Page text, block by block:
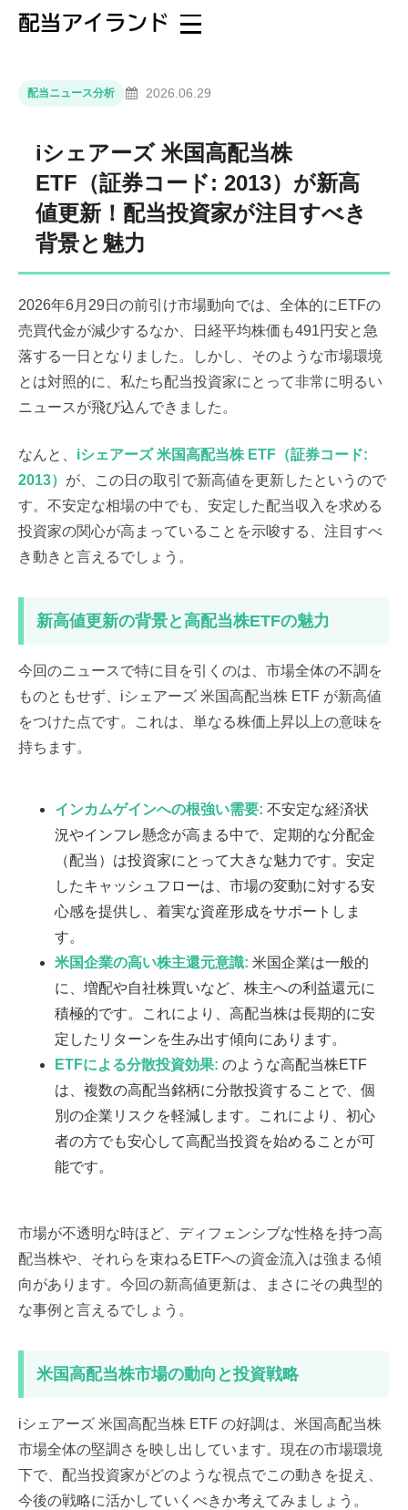
配当ニュース分析 2026.06.29
iシェアーズ 米国高配当株
ETF（証券コード: 2013）が新高
値更新！配当投資家が注目すべき
背景と魅力
2026年6月29日の前引け市場動向では、全体的にETFの
売買代金が減少するなか、日経平均株価も491円安と急
落する一日となりました。しかし、そのような市場環境
とは対照的に、私たち配当投資家にとって非常に明るい
ニュースが飛び込んできました。
なんと、 iシェアーズ 米国高配当株 ETF（証券コード:
2013） が、この日の取引で新高値を更新したというので
す。不安定な相場の中でも、安定した配当収入を求める
投資家の関心が高まっていることを示唆する、注目すべ
き動きと言えるでしょう。
新高値更新の背景と高配当株ETFの魅力
今回のニュースで特に目を引くのは、市場全体の不調を
ものともせず、iシェアーズ 米国高配当株 ETF が新高値
をつけた点です。これは、単なる株価上昇以上の意味を
持ちます。
インカムゲインへの根強い需要: 不安定な経済状
況やインフレ懸念が高まる中で、定期的な分配金
（配当）は投資家にとって大きな魅力です。安定
したキャッシュフローは、市場の変動に対する安
心感を提供し、着実な資産形成をサポートしま
す。
米国企業の高い株主還元意識: 米国企業は一般的
に、増配や自社株買いなど、株主への利益還元に
積極的です。これにより、高配当株は長期的に安
定したリターンを生み出す傾向にあります。
ETFによる分散投資効果: のような高配当株ETF
は、複数の高配当銘柄に分散投資することで、個
別の企業リスクを軽減します。これにより、初心
者の方でも安心して高配当投資を始めることが可
能です。
市場が不透明な時ほど、ディフェンシブな性格を持つ高
配当株や、それらを束ねるETFへの資金流入は強まる傾
向があります。今回の新高値更新は、まさにその典型的
な事例と言えるでしょう。
米国高配当株市場の動向と投資戦略
iシェアーズ 米国高配当株 ETF の好調は、米国高配当株
市場全体の堅調さを映し出しています。現在の市場環境
下で、配当投資家がどのような視点でこの動きを捉え、
今後の戦略に活かしていくべきか考えてみましょう。